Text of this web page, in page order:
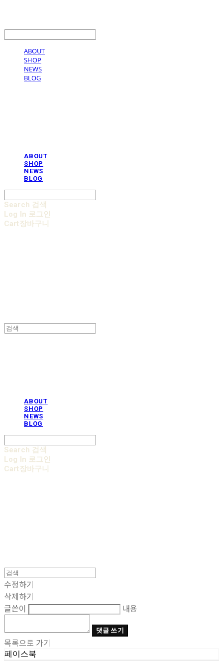
ABOUT
SHOP
NEWS
BLOG
ABOUT
SHOP
NEWS
BLOG
Search 검색
Log In 로그인
Cart장바구니
ABOUT
SHOP
NEWS
BLOG
Search 검색
Log In 로그인
Cart장바구니
수정하기
삭제하기
글쓴이
내용
댓글 쓰기
목록으로 가기
페이스북